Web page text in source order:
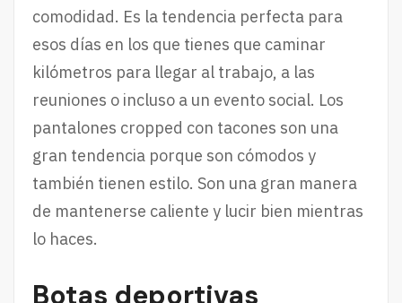
comodidad. Es la tendencia perfecta para
esos días en los que tienes que caminar
kilómetros para llegar al trabajo, a las
reuniones o incluso a un evento social. Los
pantalones cropped con tacones son una
gran tendencia porque son cómodos y
también tienen estilo. Son una gran manera
de mantenerse caliente y lucir bien mientras
lo haces.
Botas deportivas